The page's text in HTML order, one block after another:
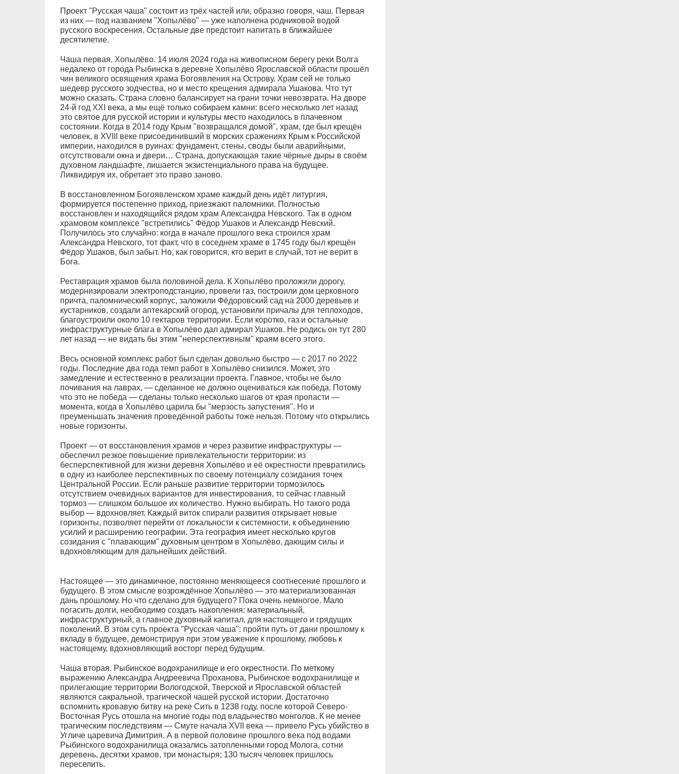
Проект "Русская чаша" состоит из трёх частей или, образно говоря, чаш. Первая
из них — под названием "Хопылёво" — уже наполнена родниковой водой
русского воскресения. Остальные две предстоит напитать в ближайшее
десятилетие.
Чаша первая. Хопылёво. 14 июля 2024 года на живописном берегу реки Волга
недалеко от города Рыбинска в деревне Хопылёво Ярославской области прошёл
чин великого освящения храма Богоявления на Острову. Храм сей не только
шедевр русского зодчества, но и место крещения адмирала Ушакова. Что тут
можно сказать. Страна словно балансирует на грани точки невозврата. На дворе
24-й год XXI века, а мы ещё только собираем камни: всего несколько лет назад
это святое для русской истории и культуры место находилось в плачевном
состоянии. Когда в 2014 году Крым "возвращался домой", храм, где был крещён
человек, в XVIII веке присоединивший в морских сражениях Крым к Российской
империи, находился в руинах: фундамент, стены, своды были аварийными,
отсутствовали окна и двери… Страна, допускающая такие чёрные дыры в своём
духовном ландшафте, лишается экзистенциального права на будущее.
Ликвидируя их, обретает это право заново.
В восстановленном Богоявленском храме каждый день идёт литургия,
формируется постепенно приход, приезжают паломники. Полностью
восстановлен и находящийся рядом храм Александра Невского. Так в одном
храмовом комплексе "встретились" Фёдор Ушаков и Александр Невский.
Получилось это случайно: когда в начале прошлого века строился храм
Александра Невского, тот факт, что в соседнем храме в 1745 году был крещён
Фёдор Ушаков, был забыт. Но, как говорится, кто верит в случай, тот не верит в
Бога.
Реставрация храмов была половиной дела. К Хопылёво проложили дорогу,
модернизировали электроподстанцию, провели газ, построили дом церковного
причта, паломнический корпус, заложили Фёдоровский сад на 2000 деревьев и
кустарников, создали аптекарский огород, установили причалы для теплоходов,
благоустроили около 10 гектаров территории. Если коротко, газ и остальные
инфраструктурные блага в Хопылёво дал адмирал Ушаков. Не родись он тут 280
лет назад — не видать бы этим "неперспективным" краям всего этого.
Весь основной комплекс работ был сделан довольно быстро — с 2017 по 2022
годы. Последние два года темп работ в Хопылёво снизился. Может, это
замедление и естественно в реализации проекта. Главное, чтобы не было
почивания на лаврах, — сделанное не должно оцениваться как победа. Потому
что это не победа — сделаны только несколько шагов от края пропасти —
момента, когда в Хопылёво царила бы "мерзость запустения". Но и
преуменьшать значения проведённой работы тоже нельзя. Потому что открылись
новые горизонты.
Проект — от восстановления храмов и через развитие инфраструктуры —
обеспечил резкое повышение привлекательности территории: из
бесперспективной для жизни деревня Хопылёво и её окрестности превратились
в одну из наиболее перспективных по своему потенциалу созидания точек
Центральной России. Если раньше развитие территории тормозилось
отсутствием очевидных вариантов для инвестирования, то сейчас главный
тормоз — слишком большое их количество. Нужно выбирать. Но такого рода
выбор — вдохновляет. Каждый виток спирали развития открывает новые
горизонты, позволяет перейти от локальности к системности, к объединению
усилий и расширению географии. Эта география имеет несколько кругов
созидания с "плавающим" духовным центром в Хопылёво, дающим силы и
вдохновляющим для дальнейших действий.
Настоящее — это динамичное, постоянно меняющееся соотнесение прошлого и
будущего. В этом смысле возрождённое Хопылёво — это материализованная
дань прошлому. Но что сделано для будущего? Пока очень немногое. Мало
погасить долги, необходимо создать накопления: материальный,
инфраструктурный, а главное духовный капитал, для настоящего и грядущих
поколений. В этом суть проекта "Русская чаша": пройти путь от дани прошлому к
вкладу в будущее, демонстрируя при этом уважение к прошлому, любовь к
настоящему, вдохновляющий восторг перед будущим.
Чаша вторая. Рыбинское водохранилище и его окрестности. По меткому
выражению Александра Андреевича Проханова, Рыбинское водохранилище и
прилегающие территории Вологодской, Тверской и Ярославской областей
являются сакральной, трагической чашей русской истории. Достаточно
вспомнить кровавую битву на реке Сить в 1238 году, после которой Северо-
Восточная Русь отошла на многие годы под владычество монголов. К не менее
трагическим последствиям — Смуте начала XVII века — привело Русь убийство в
Угличе царевича Димитрия. А в первой половине прошлого века под водами
Рыбинского водохранилища оказались затопленными город Молога, сотни
деревень, десятки храмов, три монастыря; 130 тысяч человек пришлось
переселить.